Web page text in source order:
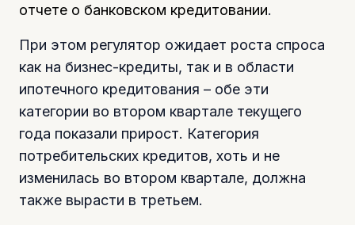
отчете о банковском кредитовании.
При этом регулятор ожидает роста спроса
как на бизнес-кредиты, так и в области
ипотечного кредитования – обе эти
категории во втором квартале текущего
года показали прирост. Категория
потребительских кредитов, хоть и не
изменилась во втором квартале, должна
также вырасти в третьем.